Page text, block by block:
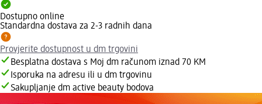
Dostupno online
Standardna dostava za 2-3 radnih dana
Provjerite dostupnost u dm trgovini
Besplatna dostava s Moj dm računom iznad 70 KM
Isporuka na adresu ili u dm trgovinu
Sakupljanje dm active beauty bodova